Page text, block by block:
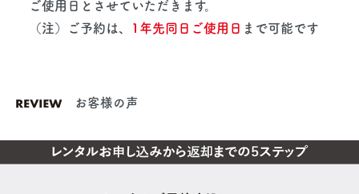
ご使用日とさせていただきます。
（注）ご予約は、
1年先同日ご使用日 まで可能です
お客様の声